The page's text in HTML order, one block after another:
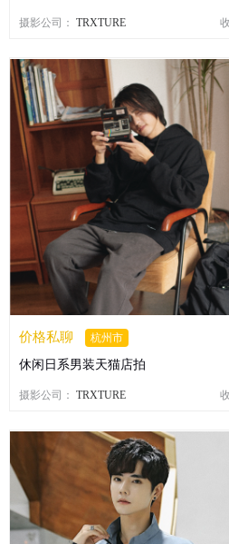
摄影公司： TRXTURE
价格私聊 杭州市
休闲日系男装天猫店拍
摄影公司： TRXTURE